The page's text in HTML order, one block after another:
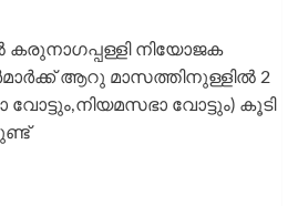
കരുനാഗപ്പള്ളി നിയോജക
ആറു മാസത്തിനുള്ളിൽ 2
വോട്ടും) കൂടി